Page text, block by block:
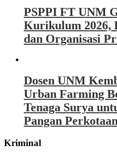
PSPPI FT UNM
Kurikulum 2026,
dan Organisasi
Dosen UNM
Urban Farming
Tenaga Surya
Pangan
Kriminal